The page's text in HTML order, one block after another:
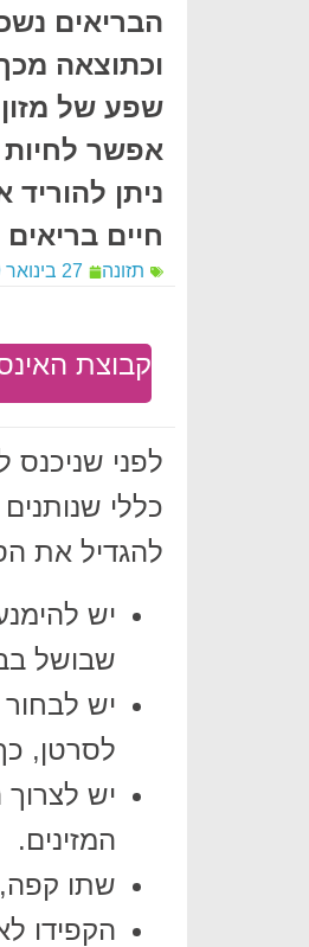
הבריאים
וכתוצאה
שפע של מזון
ניתן
חיים בריאים
תזונה 27 בינואר 2019
קבוצת
לפני שניכנס
להגדיל את
יש
שבושל
יש
לסרטן,
יש
המזינים.
שתו קפה,
הקפידו